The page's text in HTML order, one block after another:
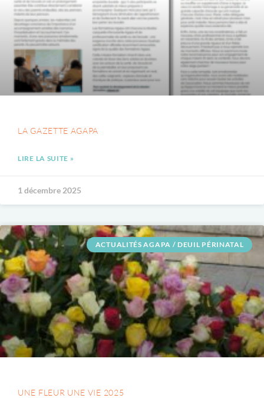
LA GAZETTE AGAPA
LIRE LA SUITE »
1 décembre 2025
ACTUALITÉS AGAPA / DEUIL PÉRINATAL
UNE FLEUR UNE VIE 2025